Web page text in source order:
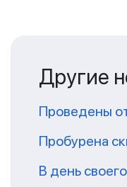
Другие
Проведены
Пробурена
В день